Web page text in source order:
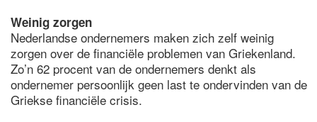
Weinig zorgen
Nederlandse ondernemers maken zich zelf weinig
zorgen over de financiële problemen van Griekenland.
Zo’n 62 procent van de ondernemers denkt als
ondernemer persoonlijk geen last te ondervinden van de
Griekse financiële crisis.